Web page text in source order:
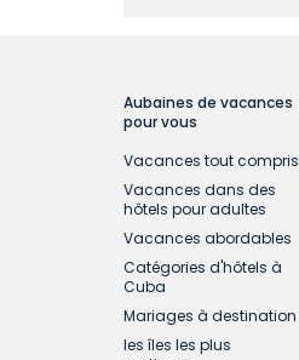
Aubaines de vacances
pour vous
Vacances tout compris
Vacances dans des
hôtels pour adultes
Vacances abordables
Catégories d'hôtels à
Cuba
Mariages à destination
les îles les plus